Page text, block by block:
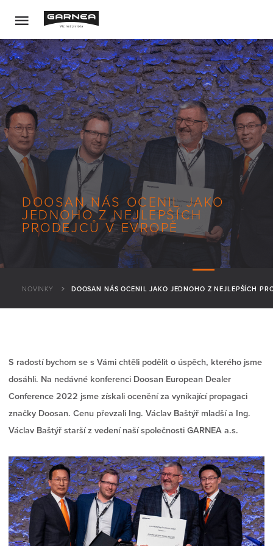
DOOSAN NÁS OCENIL JAKO
JEDNOHO Z NEJLEPŠÍCH
PRODEJCŮ V EVROPĚ
NOVINKY DOOSAN NÁS OCENIL JAKO JEDNOHO Z NEJLEPŠÍCH
S radostí bychom se s Vámi chtěli podělit o úspěch, kterého jsme
dosáhli. Na nedávné konferenci Doosan European Dealer
Conference 2022 jsme získali ocenění za vynikající propagaci
značky Doosan. Cenu převzali Ing. Václav Baštýř mladší a Ing.
Václav Baštýř starší z vedení naší společnosti GARNEA a.s.